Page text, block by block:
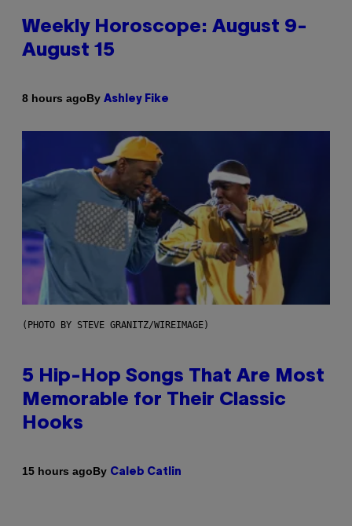
Weekly Horoscope: August 9-
August 15
8 hours agoBy Ashley Fike
(PHOTO BY STEVE GRANITZ/WIREIMAGE)
5 Hip-Hop Songs That Are Most
Memorable for Their Classic
Hooks
15 hours agoBy Caleb Catlin